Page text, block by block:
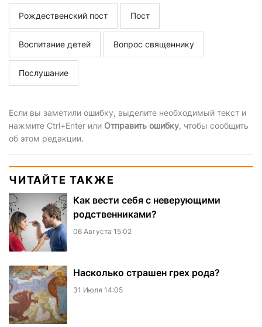
Рождественский пост Пост
Воспитание детей Вопрос священнику
Послушание
Если вы заметили ошибку, выделите необходимый текст и
нажмите Ctrl+Enter или Отправить ошибку, чтобы сообщить
об этом редакции.
ЧИТАЙТЕ ТАКЖЕ
Как вести себя с неверующими
родственниками?
06 Августа 15:02
Насколько страшен грех рода?
31 Июля 14:05